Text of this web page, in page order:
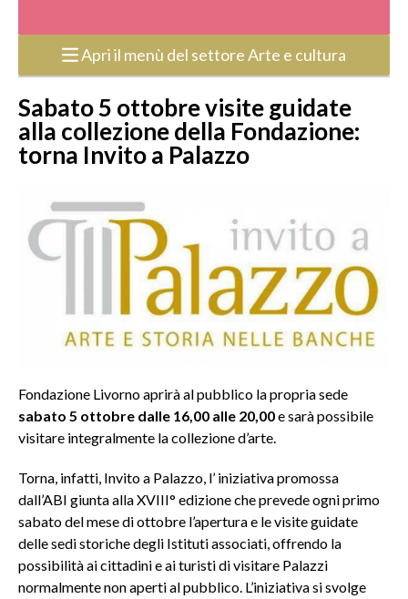
Apri il menù del settore Arte e cultura
Sabato 5 ottobre visite guidate
alla collezione della Fondazione:
torna Invito a Palazzo
Fondazione Livorno aprirà al pubblico la propria sede
sabato 5 ottobre dalle 16,00 alle 20,00e sarà possibile
visitare integralmente la collezione d’arte.
Torna, infatti, Invito a Palazzo, l’ iniziativa promossa
dall’ABI giunta alla XVIII° edizione che prevede ogni primo
sabato del mese di ottobre l’apertura e le visite guidate
delle sedi storiche degli Istituti associati, offrendo la
possibilità ai cittadini e ai turisti di visitare Palazzi
normalmente non aperti al pubblico. L’iniziativa si svolge